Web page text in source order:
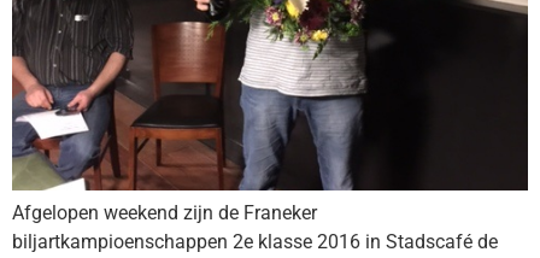
Afgelopen weekend zijn de Franeker
biljartkampioenschappen 2e klasse 2016 in Stadscafé de